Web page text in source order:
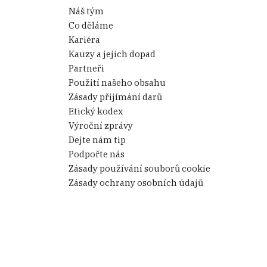
Náš tým
Co děláme
Kariéra
Kauzy a jejich dopad
Partneři
Použití našeho obsahu
Zásady přijímání darů
Etický kodex
Výroční zprávy
Dejte nám tip
Podpořte nás
Zásady používání souborů cookie
Zásady ochrany osobních údajů